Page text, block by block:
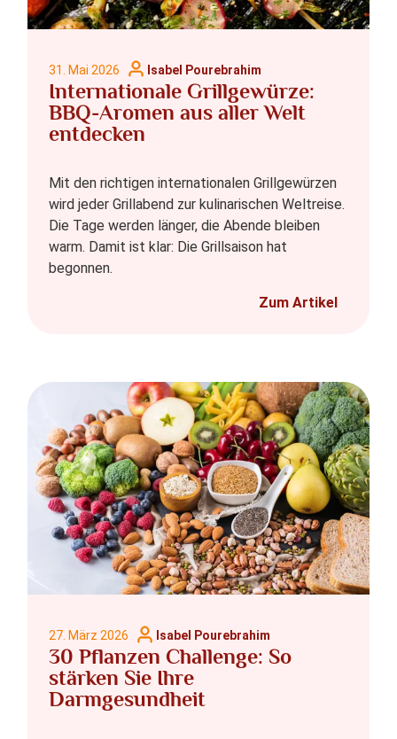
Internationale Grillgewürze:
BBQ-Aromen aus aller Welt
entdecken
31. Mai 2026 Isabel Pourebrahim
Mit den richtigen internationalen Grillgewürzen
wird jeder Grillabend zur kulinarischen Weltreise.
Die Tage werden länger, die Abende bleiben
warm. Damit ist klar: Die Grillsaison hat
begonnen.
Zum Artikel
30 Pflanzen Challenge: So
stärken Sie Ihre
Darmgesundheit
27. März 2026 Isabel Pourebrahim